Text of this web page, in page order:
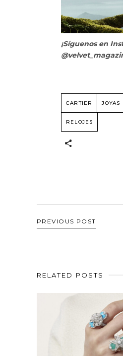
¡Síguenos en
CARTIER JOYAS
RELOJES
PREVIOUS POST
RELATED POSTS